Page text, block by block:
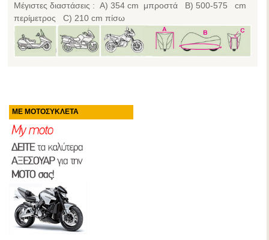
Μέγιστες διαστάσεις : A) 354 cm μπροστά B) 500-575 cm
περίμετρος C) 210 cm πίσω
ΜΕ ΜΟΤΟΣΥΚΛΕΤΑ